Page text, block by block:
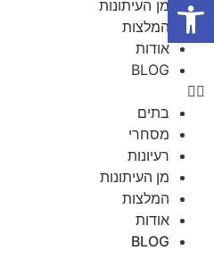
מן העיתונות
המלצות
אודות
BLOG
בתים
מסחרי
רעיונות
מן העיתונות
המלצות
אודות
BLOG